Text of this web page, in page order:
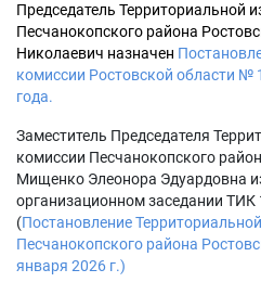
Председатель Территориальной
Песчанокопского района
Николаевич назначен
комиссии Ростовской области №
года.
Заместитель Председателя
комиссии Песчанокопского
Мищенко Элеонора Эдуардовна
организационном заседании ТИК
(Постановление
Песчанокопского района
января 2026 г.)